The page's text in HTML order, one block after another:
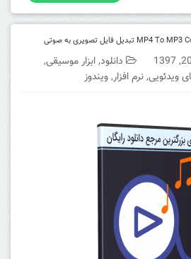
دانلود,ابزار موسیقی,
ویدئویی,نرم افزار,ویندوز